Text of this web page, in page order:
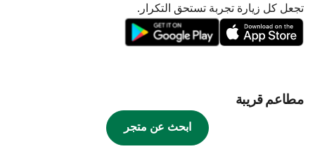
تجعل كل زيارة تجربة تستحق التكرار.
مطاعم قريبة
ابحث عن متجر